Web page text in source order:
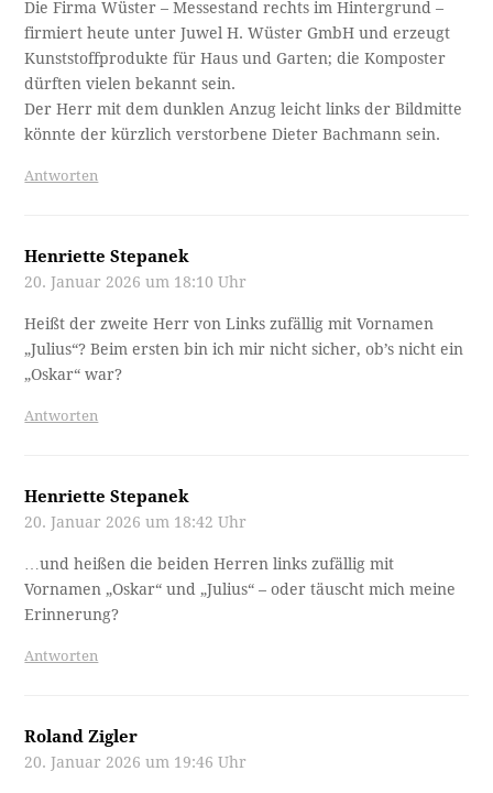
Die Firma Wüster – Messestand rechts im Hintergrund –
firmiert heute unter Juwel H. Wüster GmbH und erzeugt
Kunststoffprodukte für Haus und Garten; die Komposter
dürften vielen bekannt sein.
Der Herr mit dem dunklen Anzug leicht links der Bildmitte
könnte der kürzlich verstorbene Dieter Bachmann sein.
Antworten
Henriette Stepanek
20. Januar 2026 um 18:10 Uhr
Heißt der zweite Herr von Links zufällig mit Vornamen
„Julius“? Beim ersten bin ich mir nicht sicher, ob’s nicht ein
„Oskar“ war?
Antworten
Henriette Stepanek
20. Januar 2026 um 18:42 Uhr
…und heißen die beiden Herren links zufällig mit
Vornamen „Oskar“ und „Julius“ – oder täuscht mich meine
Erinnerung?
Antworten
Roland Zigler
20. Januar 2026 um 19:46 Uhr